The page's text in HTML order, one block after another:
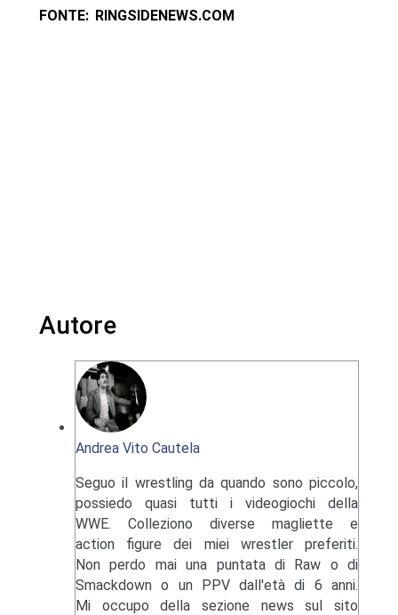
FONTE: RINGSIDENEWS.COM
Autore
Andrea Vito Cautela
Seguo il wrestling da quando sono piccolo,
possiedo quasi tutti i videogiochi della
WWE. Colleziono diverse magliette e
action figure dei miei wrestler preferiti.
Non perdo mai una puntata di Raw o di
Smackdown o un PPV dall'età di 6 anni.
Mi occupo della sezione news sul sito